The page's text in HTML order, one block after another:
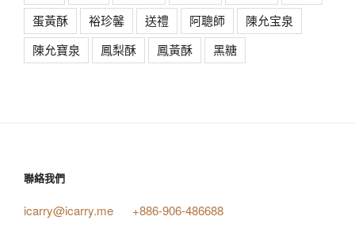
蛋黃酥
裕珍馨 送禮 阿聰師
陳允宝泉
陳允寶泉
鳳梨酥 鳳黃酥 黑糖
聯絡我們
icarry@icarry.me +886-906-486688